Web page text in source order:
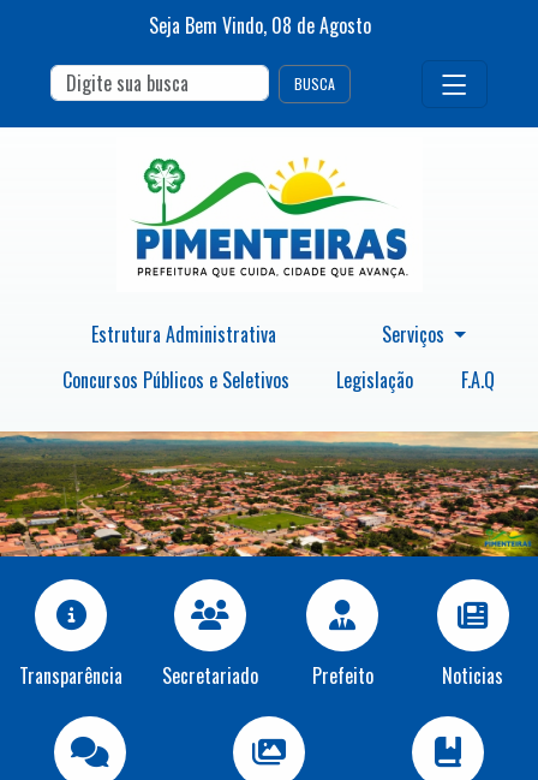
Seja Bem Vindo, 08 deAgosto
BUSCA
Estrutura Administrativa
Serviços
Concursos Públicos e Seletivos
Legislação F.A.Q
Transparência Secretariado Prefeito Noticias